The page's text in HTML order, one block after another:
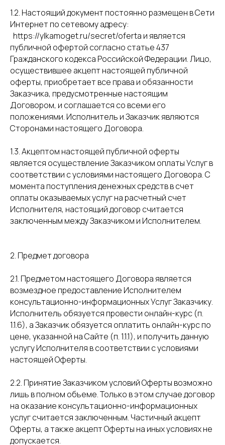
1.2. Настоящий документ постоянно размещен в Сети
Интернет по сетевому адресу:
https://ylkamoget.ru/secret/oferta и является
публичной офертой согласно статье 437
Гражданского кодекса Российской Федерации. Лицо,
осуществившее акцепт настоящей публичной
оферты, приобретает все права и обязанности
Заказчика, предусмотренные настоящим
Договором, и соглашается со всеми его
положениями. Исполнитель и Заказчик являются
Сторонами настоящего Договора.
1.3. Акцептом настоящей публичной оферты
является осуществление Заказчиком оплаты Услуг в
соответствии с условиями настоящего Договора. С
момента поступления денежных средств в счет
оплаты оказываемых услуг на расчетный счет
Исполнителя, настоящий договор считается
заключенным между Заказчиком и Исполнителем.
2. Предмет договора
2.1. Предметом настоящего Договора является
возмездное предоставление Исполнителем
консультационно-информационных Услуг Заказчику.
Исполнитель обязуется провести онлайн-курс (п.
1.1.6), а Заказчик обязуется оплатить онлайн-курс по
цене, указанной на Сайте (п. 1.1.1), и получить данную
услугу Исполнителя в соответствии с условиями
настоящей Оферты.
2.2. Принятие Заказчиком условий Оферты возможно
лишь в полном объеме. Только в этом случае договор
на оказание консультационно-информационных
услуг считается заключенным. Частичный акцепт
Оферты, а также акцепт Оферты на иных условиях не
допускается.